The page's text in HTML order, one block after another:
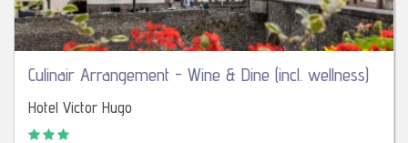
Culinair Arrangement - Wine & Dine (incl. wellness)
Hotel Victor Hugo